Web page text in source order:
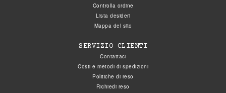
Controlla ordine
Lista desideri
Mappa del sito
SERVIZIO CLIENTI
Contattaci
Costi e metodi di spedizioni
Politiche di reso
Richiedi reso